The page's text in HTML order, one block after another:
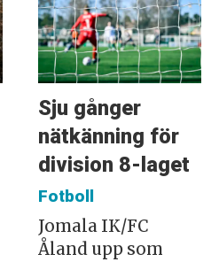
Sju gånger
nätkänning för
division 8-laget
Fotboll
Jomala IK/FC
Åland upp som